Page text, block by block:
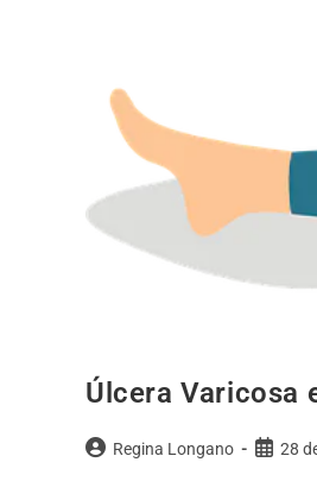
Úlcera Varicosa
Regina Longano 28